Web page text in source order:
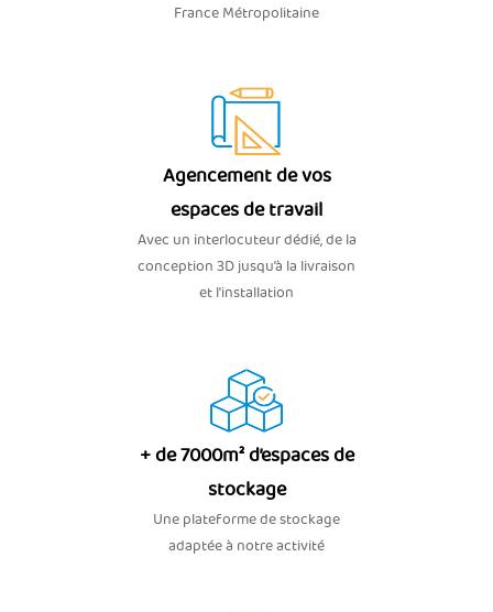
France Métropolitaine
Agencement de vos
espaces de travail
Avec un interlocuteur dédié, de la
conception 3D jusqu’à la livraison
et l'installation
+ de 7000m² d’espaces de
stockage
Une plateforme de stockage
adaptée à notre activité